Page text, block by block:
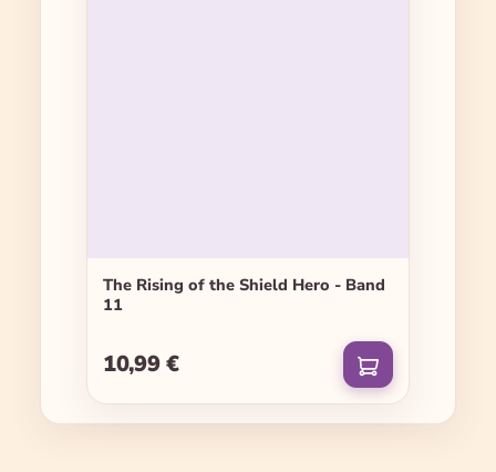
The Rising of the Shield Hero - Band
11
Regulärer Preis:
10,99 €